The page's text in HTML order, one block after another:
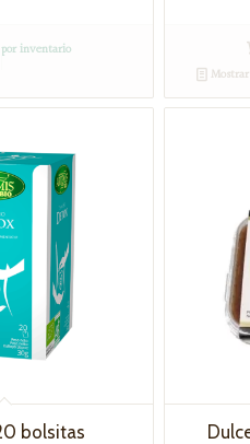
por inventario
bolsitas